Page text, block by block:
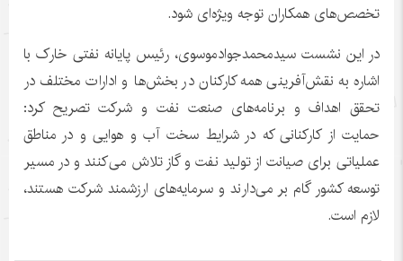
تخصص‌های همکاران توجه ویژه‌ای شود.
در این نشست سیدمحمدجوادموسوی، رئیس پایانه نفتی خارک با
اشاره به نقش‌آفرینی همه کارکنان در بخش‌ها و ادارات مختلف در
تحقق اهداف و برنامه‌های صنعت نفت و شرکت تصریح کرد:
حمایت از کارکنانی که در شرایط سخت آب و هوایی و در مناطق
عملیاتی برای صیانت از تولید نفت و گاز تلاش می‌کنند و در مسیر
توسعه کشور گام بر می‌دارند و سرمایه‌های ارزشمند شرکت هستند،
لازم است.